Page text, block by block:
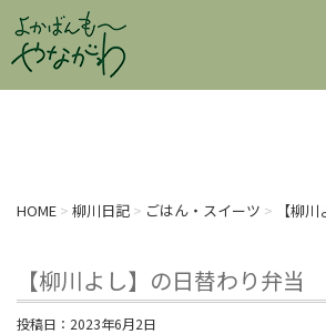
HOME > 柳川日記 > ごはん・スイーツ > 【柳
【柳川よし】の日替わり弁当
投稿日： 2023年6月2日